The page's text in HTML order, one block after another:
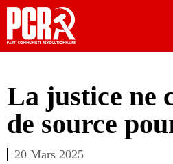
La justice ne
de source
20 Mars 2025